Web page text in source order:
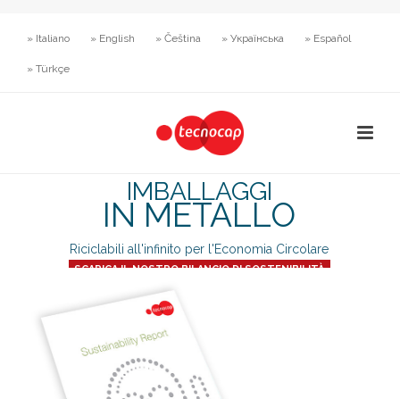
» Italiano » English » Čeština » Українська » Español
» Türkçe